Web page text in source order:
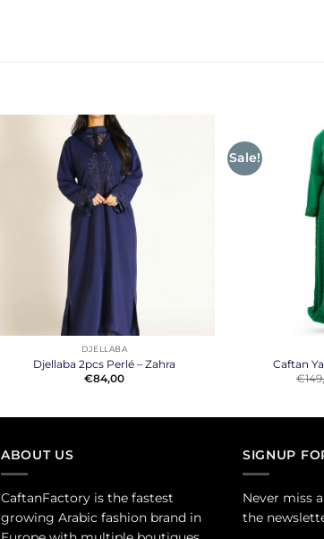
DJELLABA
Djellaba 2pcs Perlé – Zahra
€84,00
Sale!
Caftan
€
ABOUT US
CaftanFactory is the fastest
growing Arabic fashion brand in
SIGNUP
Never miss
the